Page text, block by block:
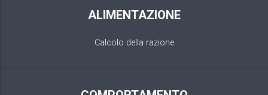
ALIMENTAZIONE
Calcolo della razione